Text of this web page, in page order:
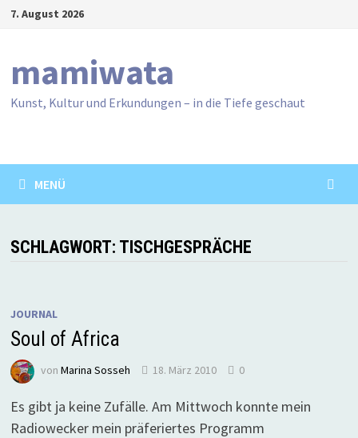
Zum7. August 2026
mamiwata
Kunst, Kultur und Erkundungen – in die Tiefe geschaut
MENÜ
SCHLAGWORT: TISCHGESPRÄCHE
JOURNAL
Soul of Africa
von Marina Sosseh 18. März 2010 0
Es gibt ja keine Zufälle. Am Mittwoch konnte mein
Radiowecker mein präferiertes Programm